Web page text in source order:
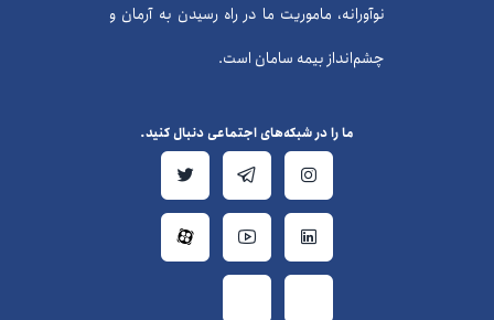
نوآورانه، ماموریت ما در راه رسیدن به آرمان و
چشم‌انداز بیمه سامان است.
ما را در شبکه‌های اجتماعی دنبال کنید.